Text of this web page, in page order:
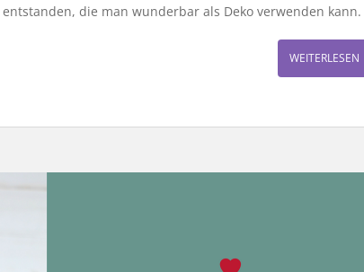
entstanden, die man wunderbar als Deko verwenden kann.
WEITERLESEN